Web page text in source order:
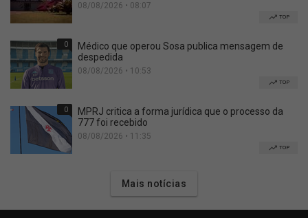
08/08/2026 • 08:07
TOP
0
Médico que operou Sosa publica mensagem de
despedida
08/08/2026 • 10:53
TOP
0
MPRJ critica a forma jurídica que o processo da
777 foi recebido
08/08/2026 • 11:35
TOP
Mais notícias